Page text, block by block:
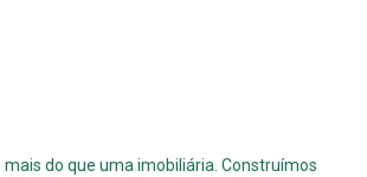
mais do que uma imobiliária. Construímos